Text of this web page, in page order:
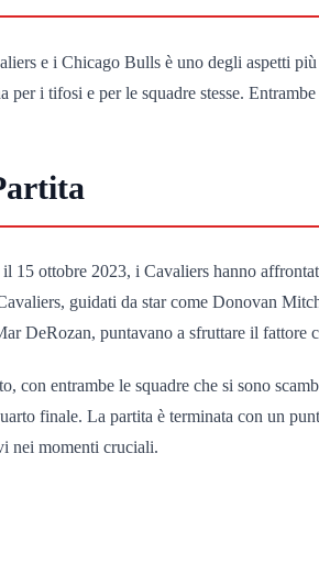
e i Chicago Bulls è uno degli aspetti
per i tifosi e per le squadre stesse.
15 ottobre 2023, i Cavaliers hanno
guidati da star come Donovan
DeRozan, puntavano a sfruttare il fattore
con entrambe le squadre che si sono
finale. La partita è terminata con un
nei momenti cruciali.